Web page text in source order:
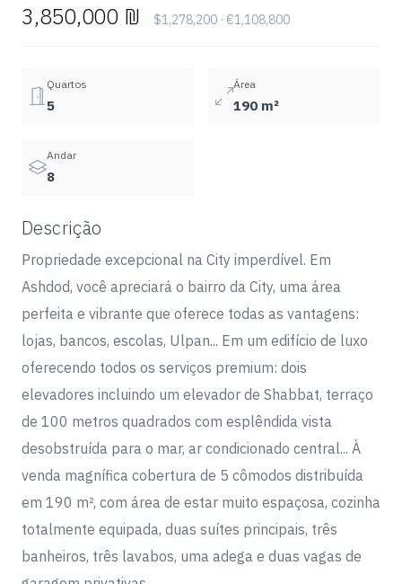
3,850,000 ₪ $1,278,200 · €1,108,800
Quartos
5
Área
190 m²
Andar
8
Descrição
Propriedade excepcional na City imperdível. Em
Ashdod, você apreciará o bairro da City, uma área
perfeita e vibrante que oferece todas as vantagens:
lojas, bancos, escolas, Ulpan... Em um edifício de luxo
oferecendo todos os serviços premium: dois
elevadores incluindo um elevador de Shabbat, terraço
de 100 metros quadrados com esplêndida vista
desobstruída para o mar, ar condicionado central... À
venda magnífica cobertura de 5 cômodos distribuída
em 190 m², com área de estar muito espaçosa, cozinha
totalmente equipada, duas suítes principais, três
banheiros, três lavabos, uma adega e duas vagas de